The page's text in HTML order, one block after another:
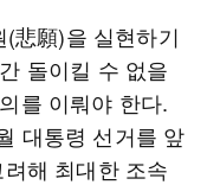
悲願)을 실현하기
돌이킬 수 없을
를 이뤄야 한다.
대통령 선거를 앞
해 최대한 조속